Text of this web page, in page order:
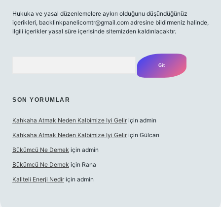
Hukuka ve yasal düzenlemelere aykırı olduğunu düşündüğünüz
içerikleri, backlinkpanelicomtr@gmail.com adresine bildirmeniz halinde,
ilgili içerikler yasal süre içerisinde sitemizden kaldırılacaktır.
SON YORUMLAR
Kahkaha Atmak Neden Kalbimize Iyi Gelir için admin
Kahkaha Atmak Neden Kalbimize Iyi Gelir için Gülcan
Bükümcü Ne Demek için admin
Bükümcü Ne Demek için Rana
Kaliteli Enerji Nedir için admin